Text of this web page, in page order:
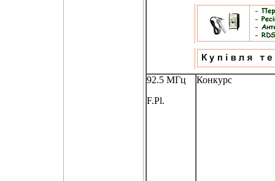
92.5 МГц
F.Pl.
Конкурс